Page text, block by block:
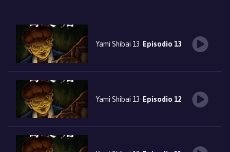
Yami Shibai 13 Episodio 13
Yami Shibai 13 Episodio 12